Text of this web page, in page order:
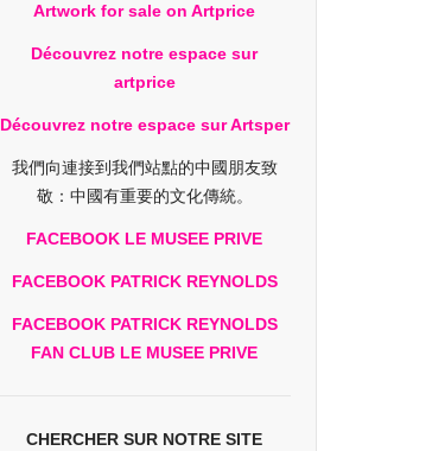
Artwork for sale on Artprice
Découvrez notre espace sur
artprice
Découvrez notre espace sur Artsper
我們向連接到我們站點的中國朋友致
敬：中國有重要的文化傳統。
FACEBOOK LE MUSEE PRIVE
FACEBOOK PATRICK REYNOLDS
FACEBOOK PATRICK REYNOLDS
FAN CLUB LE MUSEE PRIVE
CHERCHER SUR NOTRE SITE